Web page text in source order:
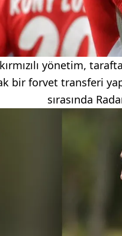
kırmızılı yönetim,
bir forvet transferi
sırasında